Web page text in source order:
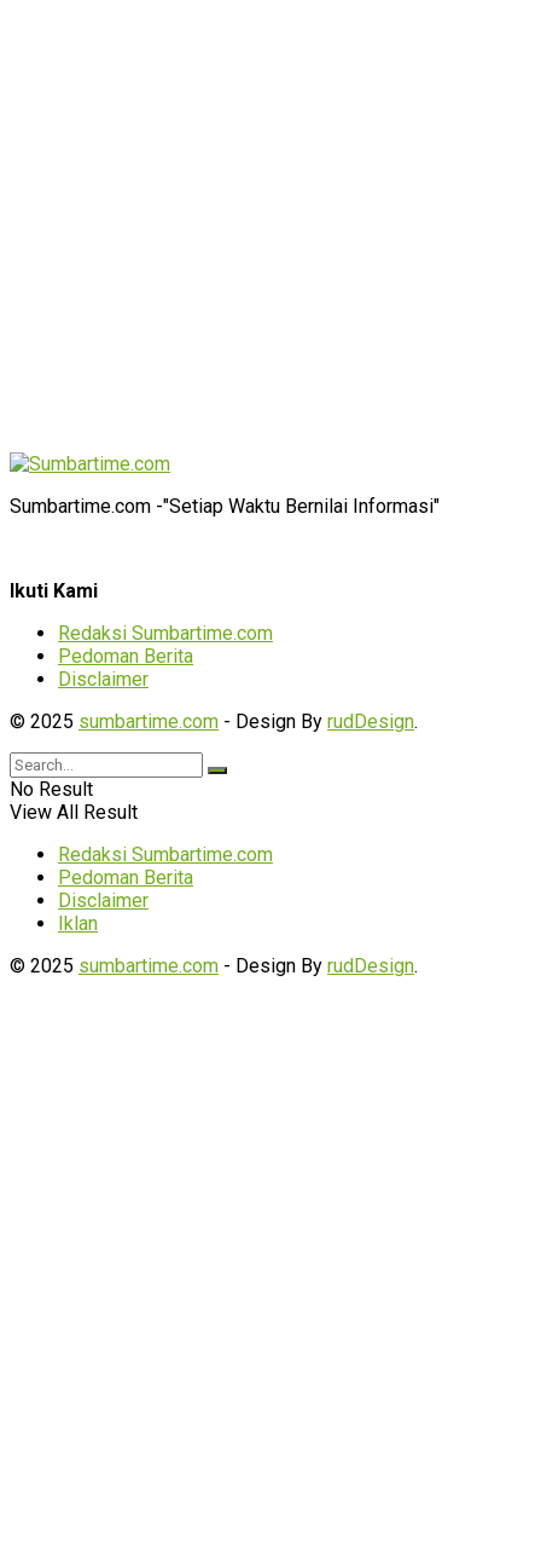
Sumbartime.com -"Setiap Waktu Bernilai Informasi"
Ikuti Kami
Redaksi Sumbartime.com
Pedoman Berita
Disclaimer
© 2025 sumbartime.com - Design By rudDesign.
No Result
View All Result
Redaksi Sumbartime.com
Pedoman Berita
Disclaimer
Iklan
© 2025 sumbartime.com - Design By rudDesign.